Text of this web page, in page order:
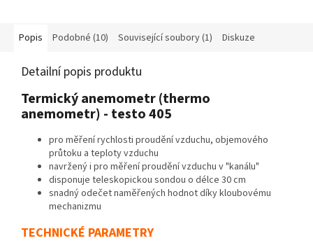
Popis Podobné (10) Související soubory (1) Diskuze
Detailní popis produktu
Termický anemometr (thermo
anemometr) - testo 405
pro měření rychlosti proudění vzduchu, objemového
průtoku a teploty vzduchu
navržený i pro měření proudění vzduchu v "kanálu"
disponuje teleskopickou sondou o délce 30 cm
snadný odečet naměřených hodnot díky kloubovému
mechanizmu
TECHNICKÉ PARAMETRY